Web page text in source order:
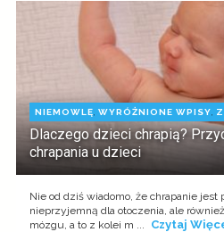
NIEMOWLĘ WYRÓŻNIONE WPISY
Dlaczego dzieci chrapią?
chrapania u dzieci
Nie od dziś wiadomo, że chrapanie jest
nieprzyjemną dla otoczenia, ale
mózgu, a to z kolei m ...
Czytaj